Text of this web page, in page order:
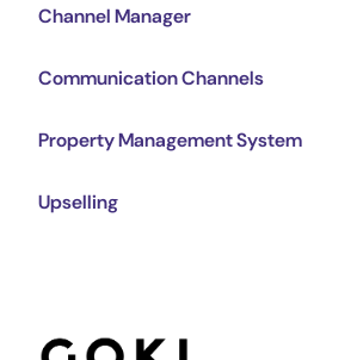
Channel Manager
Communication Channels
Property Management System
Upselling